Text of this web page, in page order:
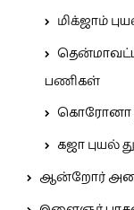
மிக்ஜாம்
பணிகள்
கொரோனா
கஜா புயல்
ஆன்றோர்